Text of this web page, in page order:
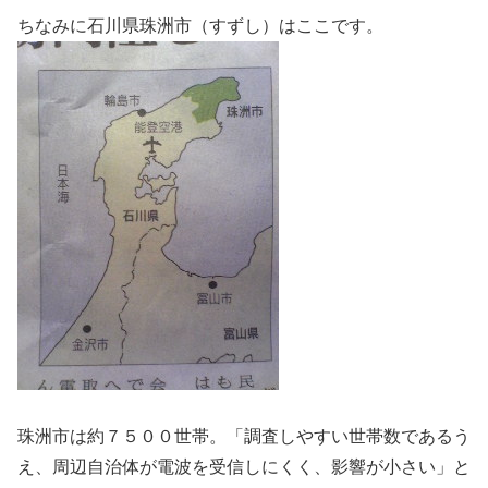
ちなみに石川県珠洲市（すずし）はここです。
珠洲市は約７５００世帯。「調査しやすい世帯数であるう
え、周辺自治体が電波を受信しにくく、影響が小さい」と